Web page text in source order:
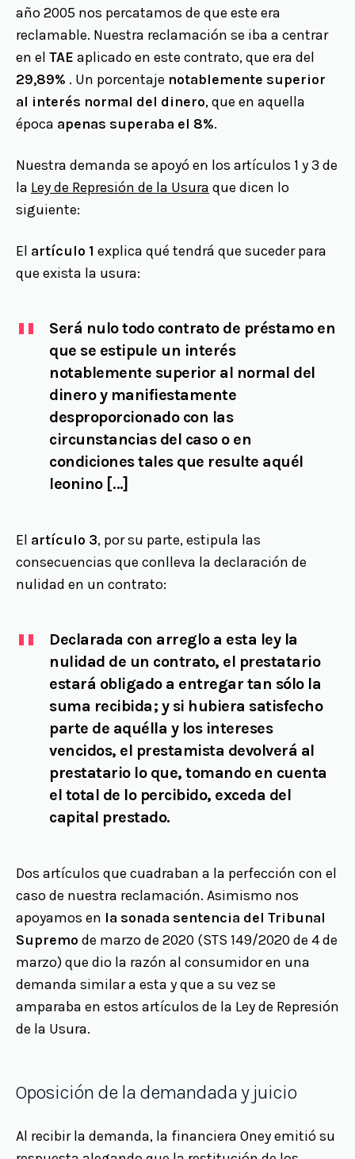
año 2005 nos percatamos de que este era
reclamable. Nuestra reclamación se iba a centrar
en el TAE aplicado en este contrato, que era del
29,89% . Un porcentaje notablemente superior
al interés normal del dinero, que en aquella
época apenas superaba el 8%.
Nuestra demanda se apoyó en los artículos 1 y 3 de
la Ley de Represión de la Usura que dicen lo
siguiente:
El artículo 1 explica qué tendrá que suceder para
que exista la usura:
Será nulo todo contrato de préstamo en
que se estipule un interés
notablemente superior al normal del
dinero y manifiestamente
desproporcionado con las
circunstancias del casoo en
condiciones tales que resulte aquél
leonino […]
El artículo 3, por su parte, estipula las
consecuencias que conlleva la declaración de
nulidad en un contrato:
Declarada con arreglo a esta ley la
nulidad de un contrato, el prestatario
estará obligado a entregar tan sólo la
suma recibida; y si hubiera satisfecho
parte de aquélla y los intereses
vencidos, el prestamista devolverá al
prestatario lo que, tomando en cuenta
el total de lo percibido, exceda del
capital prestado.
Dos artículos que cuadraban a la perfección con el
caso de nuestra reclamación. Asimismo nos
apoyamos en la sonada sentencia del Tribunal
Supremo de marzo de 2020 (STS 149/2020 de 4 de
marzo) que dio la razón al consumidor en una
demanda similar a esta y que a su vez se
amparaba en estos artículos de la Ley de Represión
de la Usura.
Oposición de la demandada y juicio
Al recibir la demanda, la financiera Oney emitió su